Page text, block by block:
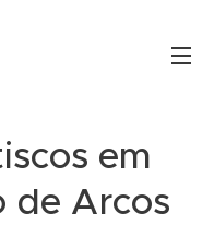
em
de Arcos